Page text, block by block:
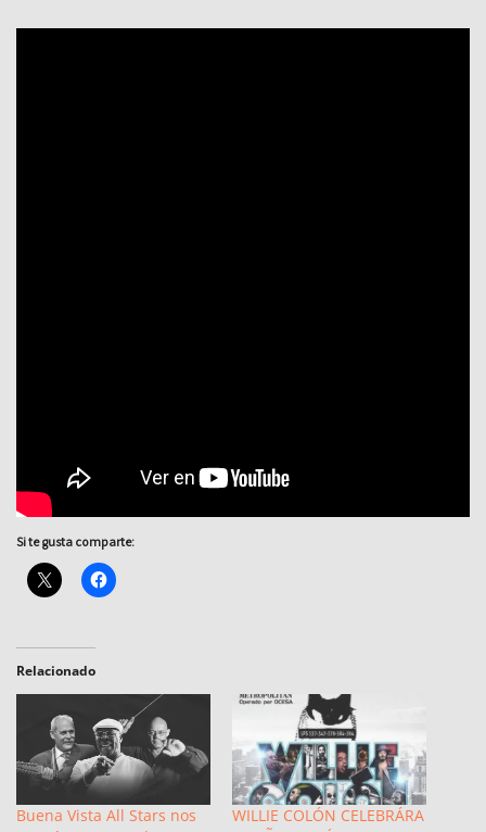
Si te gusta comparte:
Relacionado
Buena Vista All Stars nos
WILLIE COLÓN CELEBRÁRA